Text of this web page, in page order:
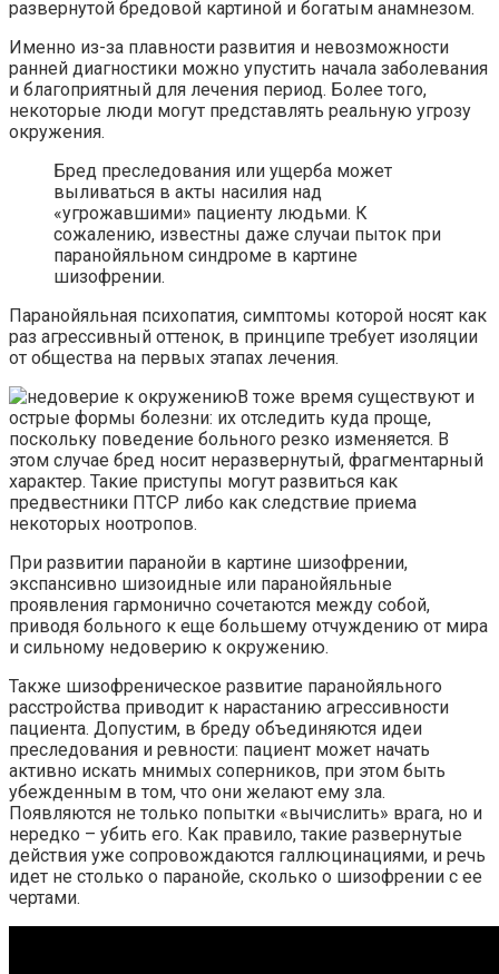
развернутой бредовой картиной и богатым анамнезом.
Именно из-за плавности развития и невозможности
ранней диагностики можно упустить начала заболевания
и благоприятный для лечения период. Более того,
некоторые люди могут представлять реальную угрозу
окружения.
Бред преследования или ущерба может
выливаться в акты насилия над
«угрожавшими» пациенту людьми. К
сожалению, известны даже случаи пыток при
паранойяльном синдроме в картине
шизофрении.
Паранойяльная психопатия, симптомы которой носят как
раз агрессивный оттенок, в принципе требует изоляции
от общества на первых этапах лечения.
В тоже время существуют и
острые формы болезни: их отследить куда проще,
поскольку поведение больного резко изменяется. В
этом случае бред носит неразвернутый, фрагментарный
характер. Такие приступы могут развиться как
предвестники ПТСР либо как следствие приема
некоторых ноотропов.
При развитии паранойи в картине шизофрении,
экспансивно шизоидные или паранойяльные
проявления гармонично сочетаются между собой,
приводя больного к еще большему отчуждению от мира
и сильному недоверию к окружению.
Также шизофреническое развитие паранойяльного
расстройства приводит к нарастанию агрессивности
пациента. Допустим, в бреду объединяются идеи
преследования и ревности: пациент может начать
активно искать мнимых соперников, при этом быть
убежденным в том, что они желают ему зла.
Появляются не только попытки «вычислить» врага, но и
нередко – убить его. Как правило, такие развернутые
действия уже сопровождаются галлюцинациями, и речь
идет не столько о паранойе, сколько о шизофрении с ее
чертами.